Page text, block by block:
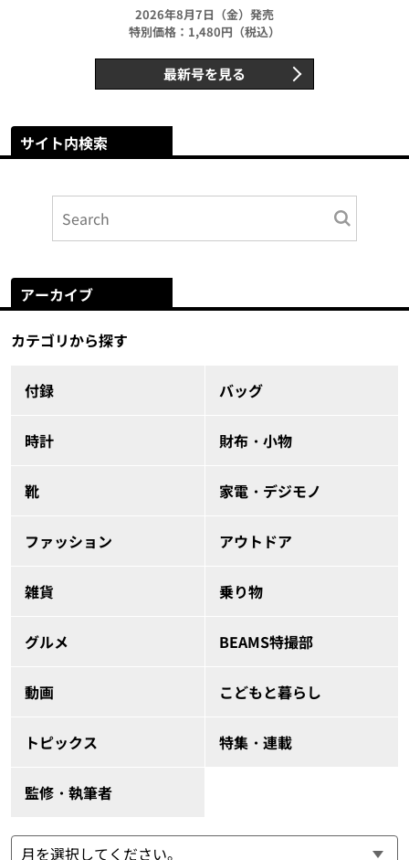
2026年8月7日（金）発売
特別価格：1,480円（税込）
最新号を見る
サイト内検索
アーカイブ
カテゴリから探す
付録 バッグ
時計 財布・小物
靴 家電・デジモノ
ファッション アウトドア
雑貨 乗り物
グルメ BEAMS特撮部
動画 こどもと暮らし
トピックス 特集・連載
監修・執筆者